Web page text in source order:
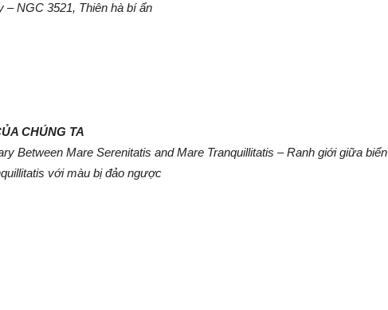
NGC 3521, Thiên hà bí ẩn
CHÚNG TA
Between Mare Serenitatis and Mare Tranquillitatis – Ranh giới giữa biển
với màu bị đảo ngược